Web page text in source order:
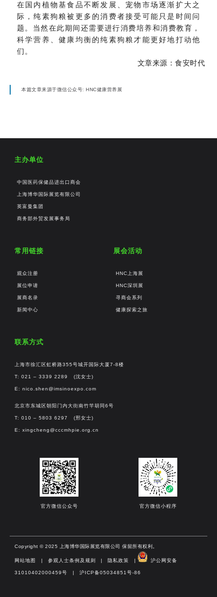
在国内植物基食品不断发展、宠物市场逐渐扩大之
际，纯素狗粮被更多的消费者接受可能只是时间问
题。当然在此期间还需要进行消费培养和消费教育，
科学营养、健康均衡的纯素狗粮才能更好地打动他
们。
文章来源：食安时代
本篇文章来源于微信公众号: HNC健康营养展
主办单位
中国医药保健品进出口商会
上海博华国际展览有限公司
英富曼集团
商务部外贸发展事务局
常用链接
观众注册
展位申请
展商名录
新闻中心
展会活动
HNC上海展
HNC深圳展
寻商会系列
健康探索之旅
联系方式
上海市徐汇区虹桥路355号城开国际大厦7-8楼
T: 021 – 3339 2289 (沈女士)
E: nico.shen@imsinoexpo.com
北京市东城区朝阳门内大街南竹竿胡同6号
T: 010 – 5803 6297 (邢女士)
E: xingcheng@cccmhpie.org.cn
官方微信公众号 官方微信小程序
Copyright © 2025 上海博华国际展览有限公司 保留所有权利。
网站地图 | 参观人士条例及规则 | 隐私政策 | 沪公网安备
31010402000459号​ | 沪ICP备05034851号-86